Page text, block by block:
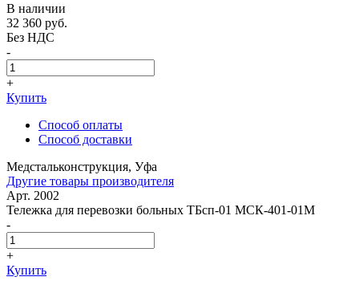
В наличии
32 360 руб.
Без НДС
-
+
Купить
Способ оплаты
Способ доставки
Медстальконструкция, Уфа
Другие товары производителя
Арт. 2002
Тележка для перевозки больных ТБсп-01 МСК-401-01М
-
+
Купить